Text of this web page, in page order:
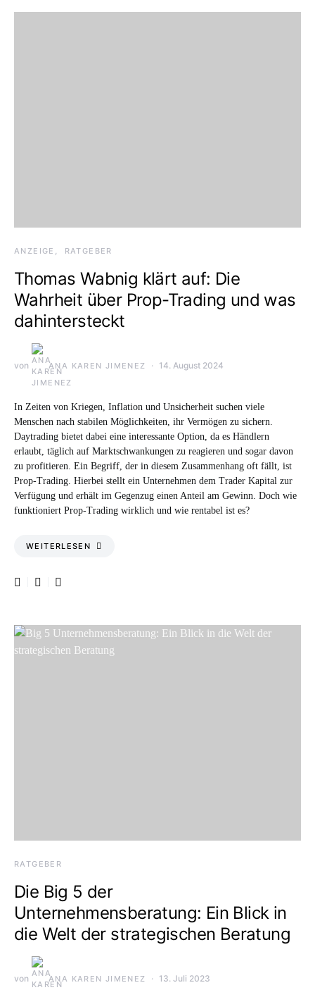
ANZEIGE RATGEBER
Thomas Wabnig klärt auf: Die
Wahrheit über Prop-Trading und was
dahintersteckt
von ANA KAREN JIMENEZ 14. August 2024
In Zeiten von Kriegen, Inflation und Unsicherheit suchen viele
Menschen nach stabilen Möglichkeiten, ihr Vermögen zu sichern.
Daytrading bietet dabei eine interessante Option, da es Händlern
erlaubt, täglich auf Marktschwankungen zu reagieren und sogar davon
zu profitieren. Ein Begriff, der in diesem Zusammenhang oft fällt, ist
Prop-Trading. Hierbei stellt ein Unternehmen dem Trader Kapital zur
Verfügung und erhält im Gegenzug einen Anteil am Gewinn. Doch wie
funktioniert Prop-Trading wirklich und wie rentabel ist es?
WEITERLESEN
RATGEBER
Die Big 5 der
Unternehmensberatung: Ein Blick in
die Welt der strategischen Beratung
von ANA KAREN JIMENEZ 13. Juli 2023